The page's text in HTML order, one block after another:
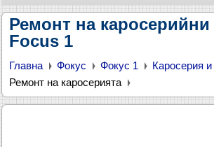
Ремонт на каросерийни
Focus 1
Главна Фокус Фокус 1
Каросерия и
Ремонт на каросерията